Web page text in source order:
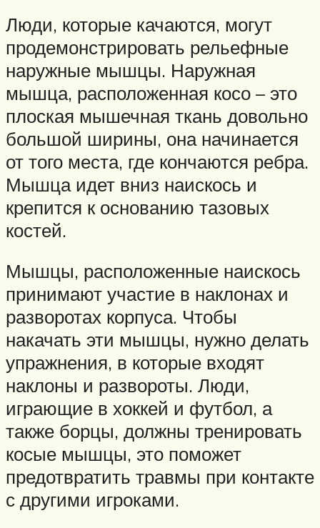
Люди, которые качаются, могут
продемонстрировать рельефные
наружные мышцы. Наружная
мышца, расположенная косо – это
плоская мышечная ткань довольно
большой ширины, она начинается
от того места, где кончаются ребра.
Мышца идет вниз наискось и
крепится к основанию тазовых
костей.
Мышцы, расположенные наискось
принимают участие в наклонах и
разворотах корпуса. Чтобы
накачать эти мышцы, нужно делать
упражнения, в которые входят
наклоны и развороты. Люди,
играющие в хоккей и футбол, а
также борцы, должны тренировать
косые мышцы, это поможет
предотвратить травмы при контакте
с другими игроками.